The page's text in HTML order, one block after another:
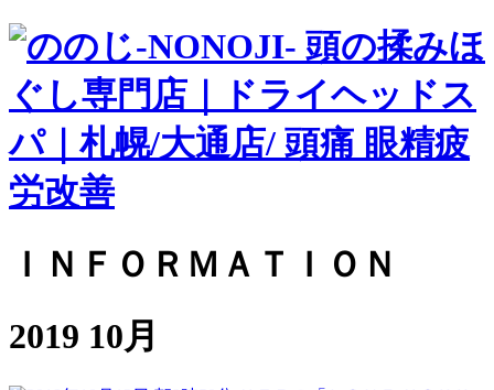
ＩＮＦＯＲＭＡＴＩＯＮ
2019 10月